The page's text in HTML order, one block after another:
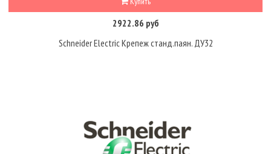
2922.86 руб
Schneider Electric Крепеж станд.паян. ДУ32